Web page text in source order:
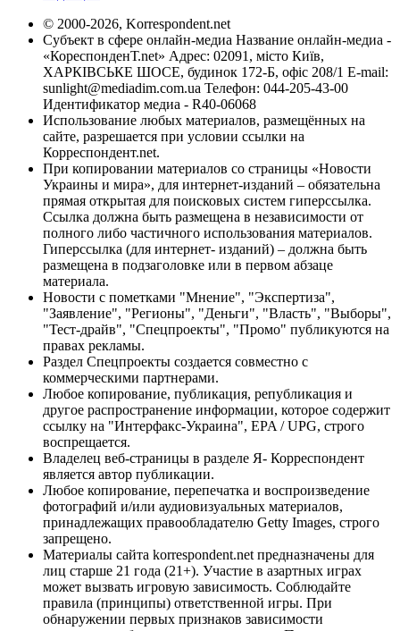
© 2000-2026, Korrespondent.net
Субъект в сфере онлайн-медиа Название онлайн-медиа -
«КореспонденТ.net» Адрес: 02091, місто Київ,
ХАРКІВСЬКЕ ШОСЕ, будинок 172-Б, офіс 208/1 E-mail:
sunlight@mediadim.com.ua Телефон: 044-205-43-00
Идентификатор медиа - R40-06068
Использование любых материалов, размещённых на
сайте, разрешается при условии ссылки на
Корреспондент.net.
При копировании материалов со страницы «Новости
Украины и мира», для интернет-изданий – обязательна
прямая открытая для поисковых систем гиперссылка.
Ссылка должна быть размещена в независимости от
полного либо частичного использования материалов.
Гиперссылка (для интернет- изданий) – должна быть
размещена в подзаголовке или в первом абзаце
материала.
Новости с пометками "Мнение", "Экспертиза",
"Заявление", "Регионы", "Деньги", "Власть", "Выборы",
"Тест-драйв", "Спецпроекты", "Промо" публикуются на
правах рекламы.
Раздел Спецпроекты создается совместно с
коммерческими партнерами.
Любое копирование, публикация, републикация и
другое распространение информации, которое содержит
ссылку на "Интерфакс-Украина", EPA / UPG, строго
воспрещается.
Владелец веб-страницы в разделе Я- Корреспондент
является автор публикации.
Любое копирование, перепечатка и воспроизведение
фотографий и/или аудиовизуальных материалов,
принадлежащих правообладателю Getty Images, строго
запрещено.
Материалы сайта korrespondent.net предназначены для
лиц старше 21 года (21+). Участие в азартных играх
может вызвать игровую зависимость. Соблюдайте
правила (принципы) ответственной игры. При
обнаружении первых признаков зависимости